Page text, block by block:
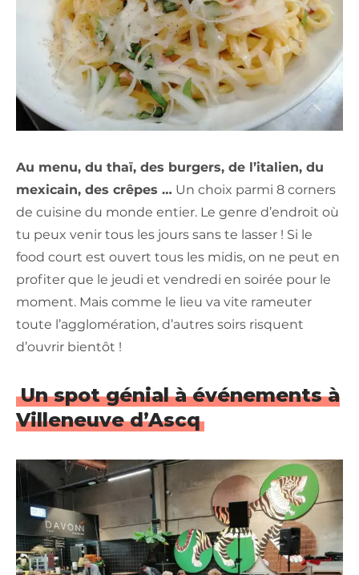
Au menu, du thaï, des burgers, de l’italien, du
mexicain, des crêpes … Un choix parmi 8 corners
de cuisine du monde entier. Le genre d’endroit où
tu peux venir tous les jours sans te lasser ! Si le
food court est ouvert tous les midis, on ne peut en
profiter que le jeudi et vendredi en soirée pour le
moment. Mais comme le lieu va vite rameuter
toute l’agglomération, d’autres soirs risquent
d’ouvrir bientôt !
Un spot génial à événements à
Villeneuve d’Ascq